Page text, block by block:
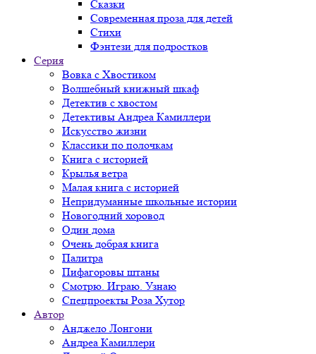
Сказки
Современная проза для детей
Стихи
Фэнтези для подростков
Серия
Вовка с Хвостиком
Волшебный книжный шкаф
Детектив с хвостом
Детективы Андреа Камиллери
Искусство жизни
Классики по полочкам
Книга с историей
Крылья ветра
Малая книга с историей
Непридуманные школьные истории
Новогодний хоровод
Один дома
Очень добрая книга
Палитра
Пифагоровы штаны
Смотрю. Играю. Узнаю
Спецпроекты Роза Хутор
Автор
Анджело Лонгони
Андреа Камиллери